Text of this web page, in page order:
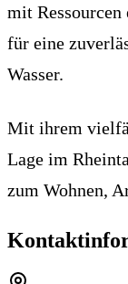
mit Ressourcen
für eine
Wasser.
Mit ihrem
Lage im
zum Wohnen,